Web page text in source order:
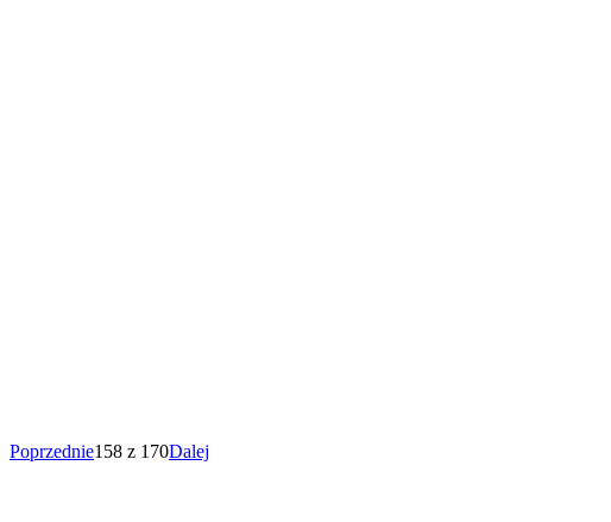
Poprzednie158 z 170Dalej